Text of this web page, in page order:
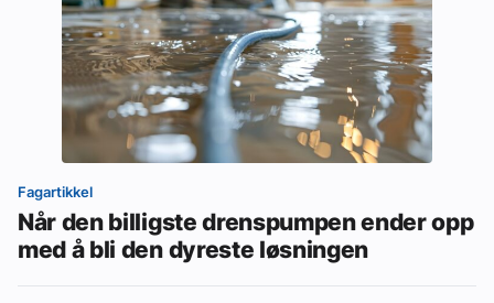
Fagartikkel
Når den billigste drenspumpen ender opp
med å bli den dyreste løsningen